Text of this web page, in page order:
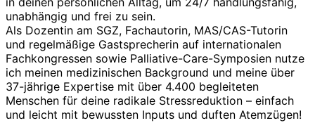
unabhängig und frei zu sein.
Als Dozentin am SGZ, Fachautorin, MAS/CAS-Tutorin
und regelmäßige Gastsprecherin auf internationalen
Fachkongressen sowie Palliative-Care-Symposien nutze
ich meinen medizinischen Background und meine über
37-jährige Expertise mit über 4.400 begleiteten
Menschen für deine radikale Stressreduktion – einfach
und leicht mit bewussten Inputs und duften Atemzügen!